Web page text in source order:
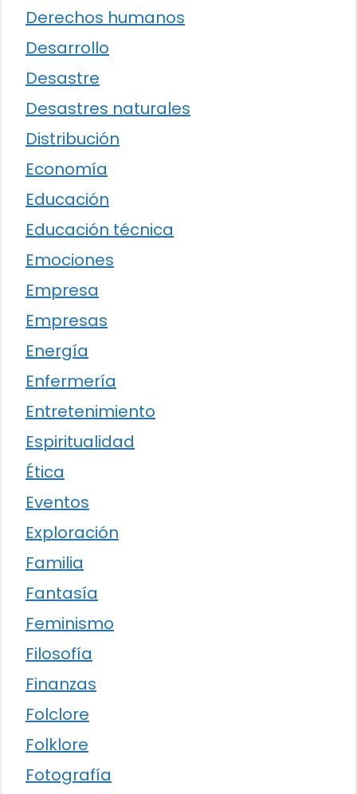
Derechos humanos
Desarrollo
Desastre
Desastres naturales
Distribución
Economía
Educación
Educación técnica
Emociones
Empresa
Empresas
Energía
Enfermería
Entretenimiento
Espiritualidad
Ética
Eventos
Exploración
Familia
Fantasía
Feminismo
Filosofía
Finanzas
Folclore
Folklore
Fotografía